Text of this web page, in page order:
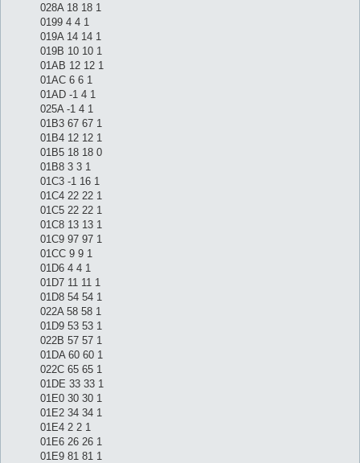
028A 18 18 1
0199 4 4 1
019A 14 14 1
019B 10 10 1
01AB 12 12 1
01AC 6 6 1
01AD -1 4 1
025A -1 4 1
01B3 67 67 1
01B4 12 12 1
01B5 18 18 0
01B8 3 3 1
01C3 -1 16 1
01C4 22 22 1
01C5 22 22 1
01C8 13 13 1
01C9 97 97 1
01CC 9 9 1
01D6 4 4 1
01D7 11 11 1
01D8 54 54 1
022A 58 58 1
01D9 53 53 1
022B 57 57 1
01DA 60 60 1
022C 65 65 1
01DE 33 33 1
01E0 30 30 1
01E2 34 34 1
01E4 2 2 1
01E6 26 26 1
01E9 81 81 1